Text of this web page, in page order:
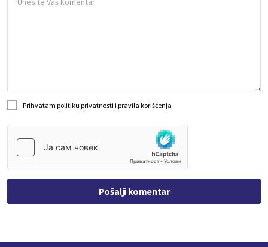
Prihvatam politiku privatnosti i pravila korišćenja
Pošalji komentar